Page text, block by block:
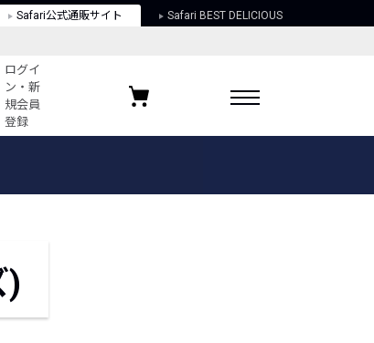
Safari公式通販サイト Safari BEST DELICIOUS
ログイ
ン・新
規会員
登録
お気に入りブランド
)